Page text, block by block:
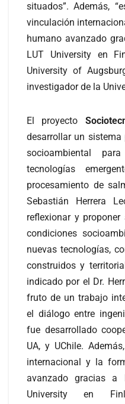
situados”. Además,
vinculación
humano avanzado
LUT University en
University of
investigador de la
El proyecto
desarrollar un
socioambiental
tecnologías
procesamiento de
Sebastián Herrera
reflexionar y
condiciones
nuevas tecnologías,
construidos y
indicado por el Dr.
fruto de un trabajo
el diálogo entre
fue desarrollado
UA, y UChile.
internacional y la
avanzado gracias a
University en